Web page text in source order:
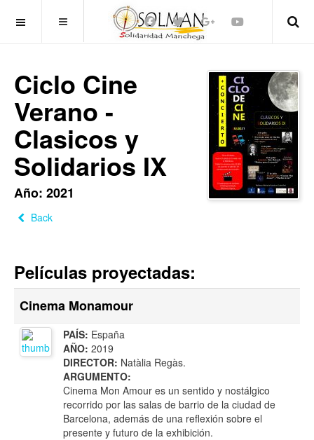
OFF CANVAS
Ciclo Cine
Verano -
Clasicos y
Solidarios IX
Año: 2021
Back
Películas proyectadas:
Cinema Monamour
PAÍS: España
AÑO: 2019
DIRECTOR: Natàlia Regàs.
ARGUMENTO:
Cinema Mon Amour es un sentido y nostálgico
recorrido por las salas de barrio de la ciudad de
Barcelona, además de una reflexión sobre el
presente y futuro de la exhibición.